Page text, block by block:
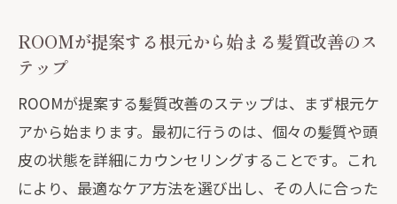
ーチ
ROOMの根元ケアで未来の髪を守る
根元から変わる髪質改善ROOMの最新メソッ
ド公開
ROOMが開発した最新の髪質改善技術
ROOMが提案する根元から始まる髪質改善のス
テップ
ROOMが提案する髪質改善のステップは、まず根元ケ
アから始まります。最初に行うのは、個々の髪質や頭
皮の状態を詳細にカウンセリングすることです。これ
により、最適なケア方法を選び出し、その人に合った